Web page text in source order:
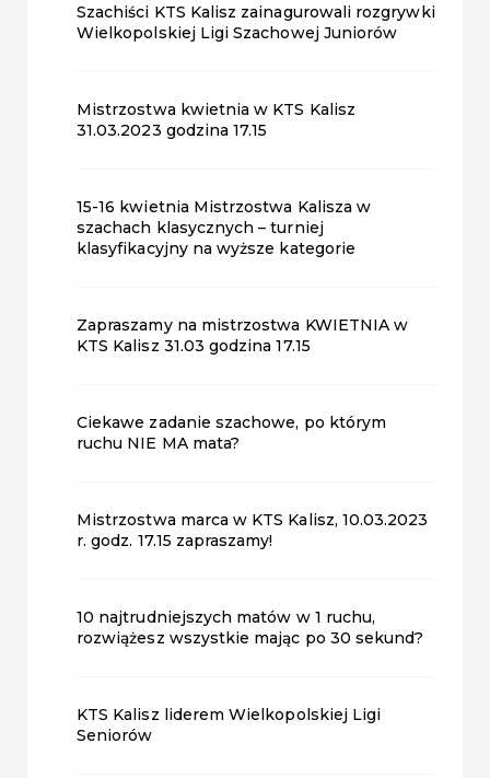
Szachiści KTS Kalisz zainagurowali rozgrywki
Wielkopolskiej Ligi Szachowej Juniorów
Mistrzostwa kwietnia w KTS Kalisz
31.03.2023 godzina 17.15
15-16 kwietnia Mistrzostwa Kalisza w
szachach klasycznych – turniej
klasyfikacyjny na wyższe kategorie
Zapraszamy na mistrzostwa KWIETNIA w
KTS Kalisz 31.03 godzina 17.15
Ciekawe zadanie szachowe, po którym
ruchu NIE MA mata?
Mistrzostwa marca w KTS Kalisz, 10.03.2023
r. godz. 17.15 zapraszamy!
10 najtrudniejszych matów w 1 ruchu,
rozwiążesz wszystkie mając po 30 sekund?
KTS Kalisz liderem Wielkopolskiej Ligi
Seniorów